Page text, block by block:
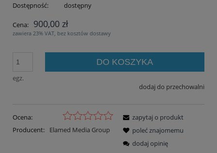
Dostępność: dostępny
Cena: 900,00 zł
zawiera 23% VAT, bez kosztów dostawy
egz.
DO KOSZYKA
dodaj do przechowalni
Ocena:
Producent:
Elamed Media Group
zapytaj o produkt
poleć znajomemu
dodaj opinię